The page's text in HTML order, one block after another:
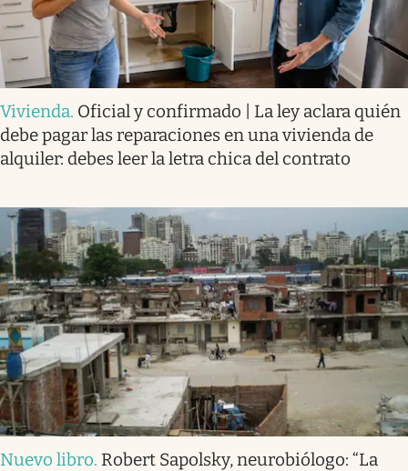
Vivienda. Oficial y confirmado | La ley aclara quién
debe pagar las reparaciones en una vivienda de
alquiler: debes leer la letra chica del contrato
Nuevo libro. Robert Sapolsky, neurobiólogo: “La